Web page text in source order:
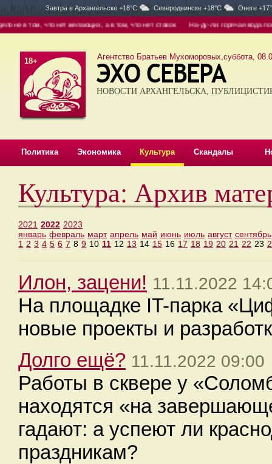
Завтра в Архангельске +18°C Северодвинске +18°C Онеге
в том, что нет желающих, а в том, что нет ставок На-ду-ли: горячая вода
18+ Агентство Братьев Мухоморовых,суббота,
НОВОСТИ АРХАНГЕЛЬСКА,
Политика Экономика Культура Скандалы
Культура: Архив
2021 2022 2023
январь февраль март апрель май июнь июль август сентябрь
1 2 3 4 5 6 7 8 9 10 11 12 13 14 15 16 17 18 19 20 21 22 23
Илон, зацени! 11.11.2022
На площадке IT-парка
новые проекты и
Долго ещё? 11.11.2022 09:00
Работы в сквере у
находятся «на
гадают: а успеют ли
праздникам?